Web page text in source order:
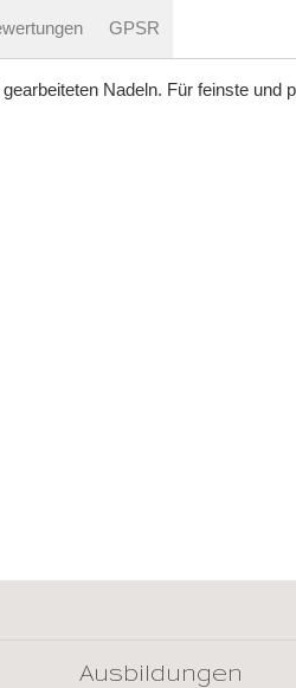
Nadeln. Für feinste und
GPSR
Ausbildungen